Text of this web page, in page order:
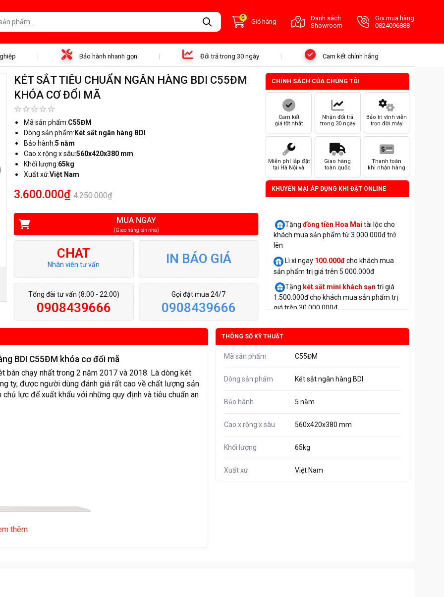
0
Giỏ hàng
Danh sách
Showroom
Gọi mua hàng
0824096888
Bảo hành nhanh gọn Đổi trả trong 30 ngày Cam kết chính hãng
KÉT SẮT TIÊU CHUẨN NGÂN HÀNG BDI C55ĐM
KHÓA CƠ ĐỔI MÃ
Mã sản phẩm:C55ĐM
Dòng sản phẩm: Két sắt ngân hàng BDI
Bảo hành:5 năm
Cao x rộng x sâu:560x420x380 mm
Khối lượng:65kg
Xuất xứ:Việt Nam
3.600.000₫ 4.250.000₫
MUA NGAY
(Giao hàng tận nhà)
CHAT
Nhân viên tư vấn IN BÁO GIÁ
Tổng đài tư vấn (8:00 - 22:00)
0908439666
Gọi đặt mua 24/7
0908439666
CHÍNH SÁCH CỦA CHÚNG TÔI
Cam kết
giá tốt nhất
Nhận đổi trả
trong 30 ngày
Bảo trì vĩnh viễn
trọn đời máy
Miễn phí lắp đặt
tại Hà Nội và
Giao hàng
toàn quốc
Thanh toán
khi nhận hàng
KHUYẾN MẠI ÁP DỤNG KHI ĐẶT ONLINE
Tặngđồng tiền Hoa Mai tài lộc cho
khách mua sản phẩm từ 3.000.000đ trở
lên
Lì xì ngay 100.000đcho khách mua
sản phẩm trị giá trên 5.000.000đ
Tặng két sắt mini khách sạn trị giá
1.500.000đ cho khách mua sản phẩm trị
giá trên 30.000.000đ
BDI C55ĐM khóa cơ đổi mã
bán chạy nhất trong 2 năm 2017 và 2018. Là dòng két
ty, được người dùng đánh giá rất cao về chất lượng sản
lực để xuất khẩu với những quy định và tiêu chuẩn an
thêm
THÔNG SỐ KỸ THUẬT
Mã sản phẩm C55ĐM
Dòng sản phẩm Két sắt ngân hàng BDI
Bảo hành 5 năm
Cao x rộng x sâu 560x420x380 mm
Khối lượng 65kg
Xuất xứ Việt Nam